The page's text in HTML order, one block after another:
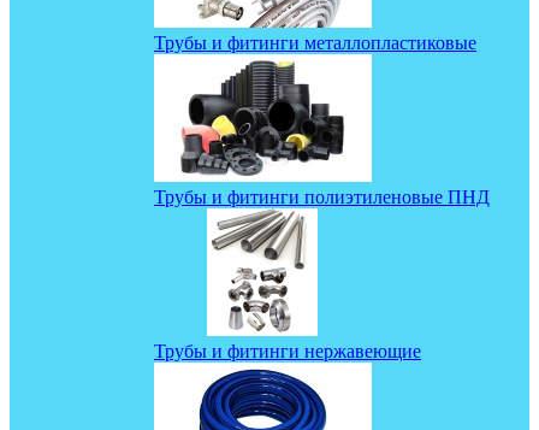
Трубы и фитинги металлопластиковые
Трубы и фитинги полиэтиленовые ПНД
Трубы и фитинги нержавеющие